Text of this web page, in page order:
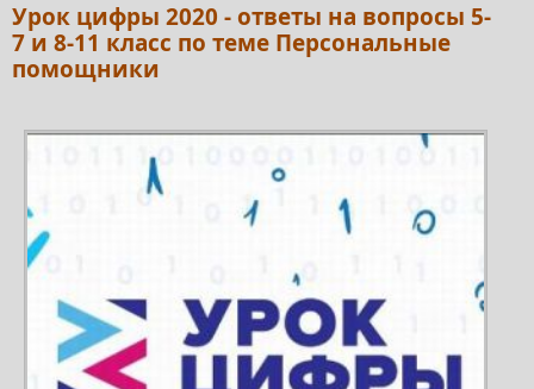
Урок цифры 2020 - ответы на вопросы 5-
7 и 8-11 класс по теме Персональные
помощники